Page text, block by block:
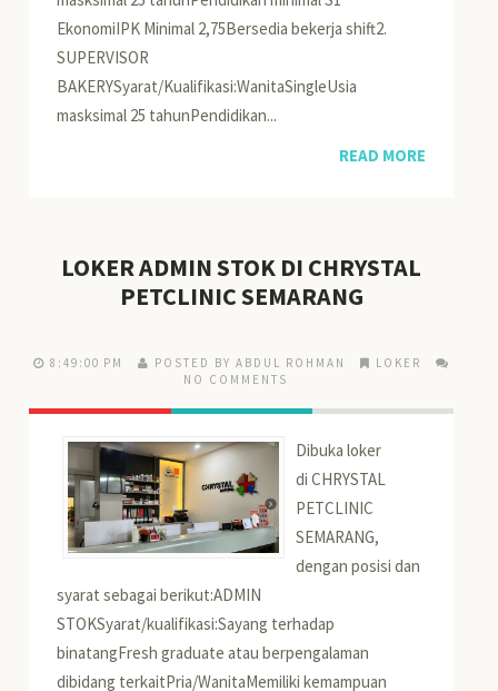
EkonomiIPK Minimal 2,75Bersedia bekerja shift2.
SUPERVISOR
BAKERYSyarat/Kualifikasi:WanitaSingleUsia
masksimal 25 tahunPendidikan...
READ MORE
LOKER ADMIN STOK DI CHRYSTAL
PETCLINIC SEMARANG
8:49:00 PM POSTED BY ABDUL ROHMAN
LOKER
NO COMMENTS
Dibuka loker
di CHRYSTAL
PETCLINIC
SEMARANG,
dengan posisi dan
syarat sebagai berikut:ADMIN
STOKSyarat/kualifikasi:Sayang terhadap
binatangFresh graduate atau berpengalaman
dibidang terkaitPria/WanitaMemiliki kemampuan